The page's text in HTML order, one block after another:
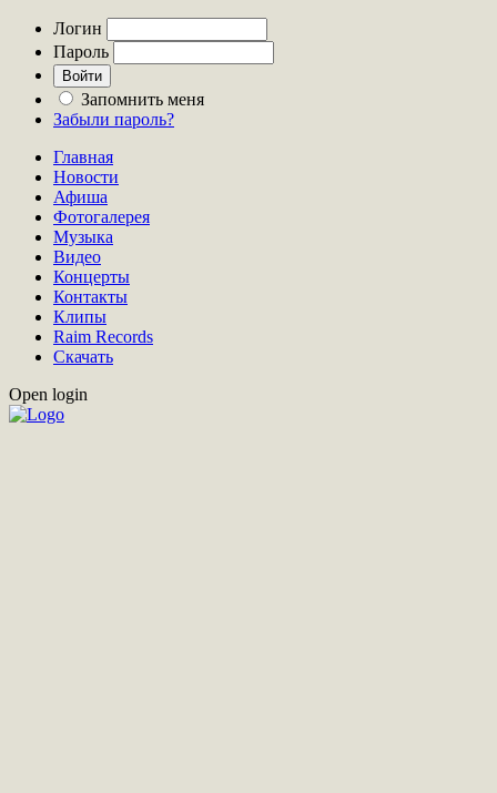
Логин
Пароль
Запомнить меня
Забыли пароль?
Главная
Новости
Афиша
Фотогалерея
Музыка
Видео
Концерты
Контакты
Клипы
Raim Records
Скачать
Open login